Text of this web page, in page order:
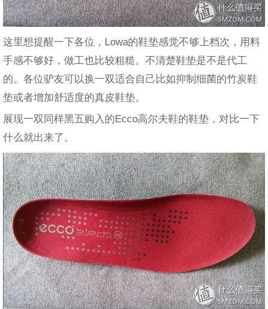
这里想提醒一下各位，Lowa的鞋垫感觉不够上档次，用料
手感不够好，做工也比较粗糙。不清楚鞋垫是不是代工
的。各位驴友可以换一双适合自己比如抑制细菌的竹炭鞋
垫或者增加舒适度的真皮鞋垫。
展现一双同样黑五购入的Ecco高尔夫鞋的鞋垫，对比一下
什么就出来了。